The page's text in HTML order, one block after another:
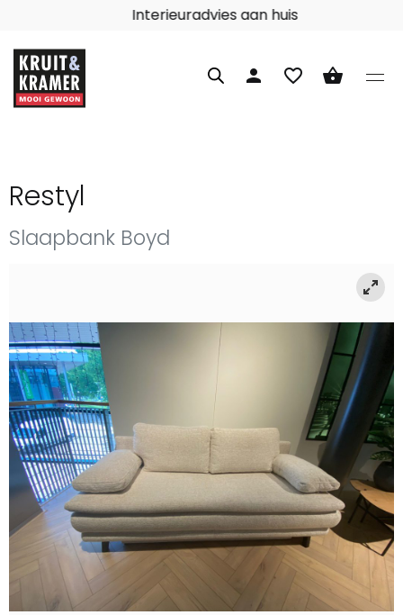
Interieuradvies aan huis
person favorite_border shopping_basket
Restyl
Slaapbank Boyd